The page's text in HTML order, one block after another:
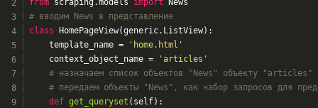
from scraping.models import News
# вводим News в представление
class
HomePageView(generic.ListView) :
    template_name =
'home.html'
    context_object_name =
'articles'
# назначаем список объектов "News" объекту "articles"
# передаем объекты "News", как набор запросов для
def get_queryset (self) :